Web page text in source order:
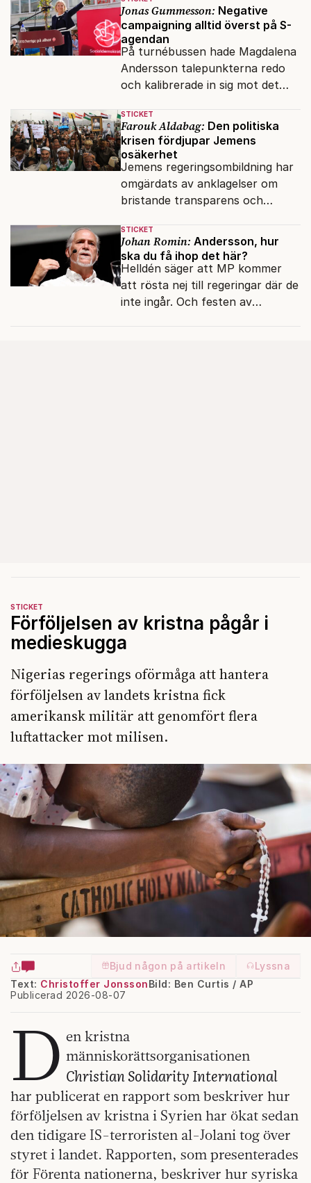
Jonas Gummesson: Negative
campaigning alltid överst på S-
agendan
På turnébussen hade Magdalena
Andersson talepunkterna redo
och kalibrerade in sig mot det
robot.
STICKET
Farouk Aldabag: Den politiska
krisen fördjupar Jemens
osäkerhet
Jemens regeringsombildning har
omgärdats av anklagelser om
bristande transparens och
internationella biståndsmedel.
STICKET
Johan Romin: Andersson, hur
ska du få ihop det här?
Helldén säger att MP kommer
att rösta nej till regeringar där de
inte ingår. Och festen av
STICKET
Förföljelsen av kristna pågår i
medieskugga
Nigerias regerings oförmåga att hantera
förföljelsen av landets kristna fick
amerikansk militär att genomfört flera
luftattacker mot milisen.
Bjud någon på artikeln
Lyssna
Text: Christoffer Jonsson
Publicerad 2026-08-07
Bild: Ben Curtis / AP
D en kristna
människorättsorganisationen
Christian Solidarity International
har publicerat en rapport som beskriver hur
förföljelsen av kristna i Syrien har ökat sedan
den tidigare IS-terroristen al-Jolani tog över
styret i landet. Rapporten, som presenterades
för Förenta nationerna, beskriver hur syriska